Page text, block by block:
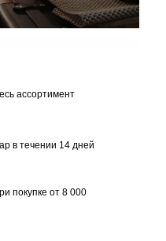
ассортимент
в течении 14 дней
покупке от 8 000